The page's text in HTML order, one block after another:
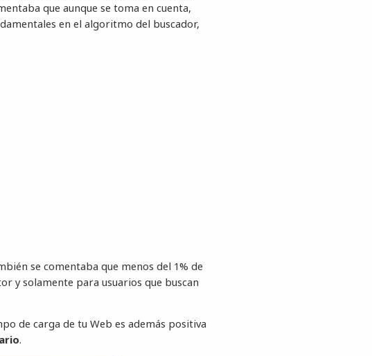
que aunque se toma en cuenta,
en el algoritmo del buscador,
se comentaba que menos del 1% de
y solamente para usuarios que buscan
de carga de tu Web es además positiva
.